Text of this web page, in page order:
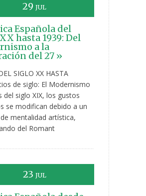
29 JUL
Española del
hasta 1939: Del
a la
del 27 »
SIGLO XX HASTA
de siglo: El Modernismo
del siglo XIX, los gustos
se modifican debido a un
mentalidad artística,
del Romant
23 JUL